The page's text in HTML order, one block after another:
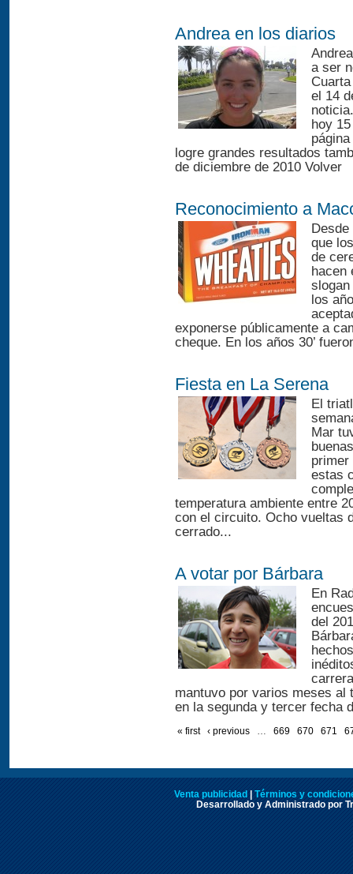
Andrea en los diarios
a ser
el 14
hoy
logre grandes resultados
de diciembre de 2010 Volver
Reconocimiento a
Desde
que
de
hacen
slogan
los
exponerse públicamente a
cheque. En los años 30’
Fiesta en La Serena
El
Mar
primer
estas
temperatura ambiente entre
con el circuito. Ocho vueltas
cerrado...
A votar por Bárbara
En
del
mantuvo por varios meses al
en la segunda y tercer fecha
« first ‹ previous … 669 670 671
Venta publicidad
Términos y
Desarrollado y Administrado por